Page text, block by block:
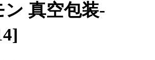
ン 真空包装-